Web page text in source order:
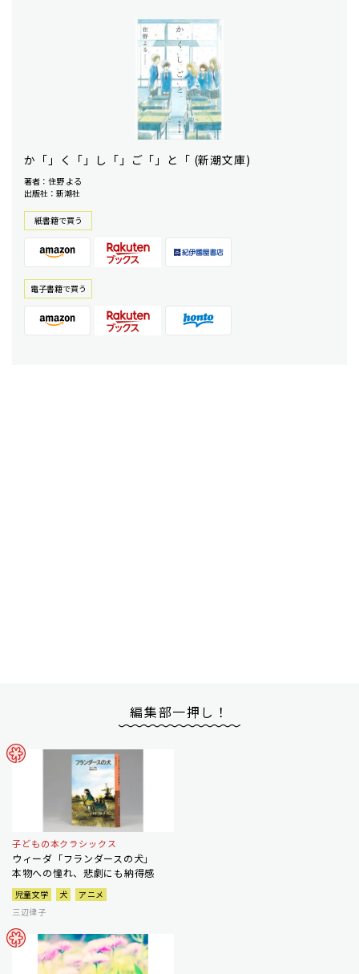
か「」く「」し「」ご「」と「 (新潮文庫)
著者：住野 よる
出版社：新潮社
紙書籍で買う
電⼦書籍で買う
編集部一押し！
子どもの本クラシックス
ウィーダ「フランダースの犬」
本物への憧れ、悲劇にも納得感
児童文学 犬
アニメ
三辺律子